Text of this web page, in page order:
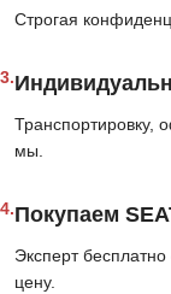
Строгая
3.
мы.
4.Покупаем
Эксперт
цену.